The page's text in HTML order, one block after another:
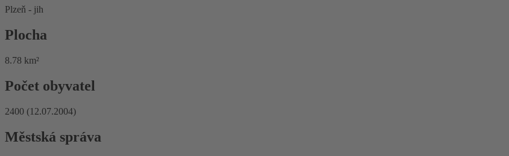
Plzeň - jih
Plocha
8.78 km²
Počet obyvatel
2400 (12.07.2004)
Městská správa